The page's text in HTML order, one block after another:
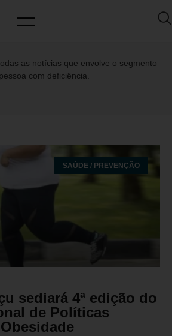
as notícias que envolve o segmento
com deficiência.
SAÚDE / PREVENÇÃO
sediará 4ª edição do
de Políticas